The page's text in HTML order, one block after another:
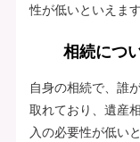
性が低いといえます
相続につ
自身の相続で、誰
取れており、遺産
入の必要性が低い